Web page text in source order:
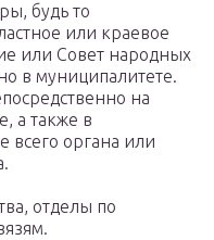
будь то
или краевое
или Совет народных
в муниципалитете.
на
а также в
всего органа или
отделы по